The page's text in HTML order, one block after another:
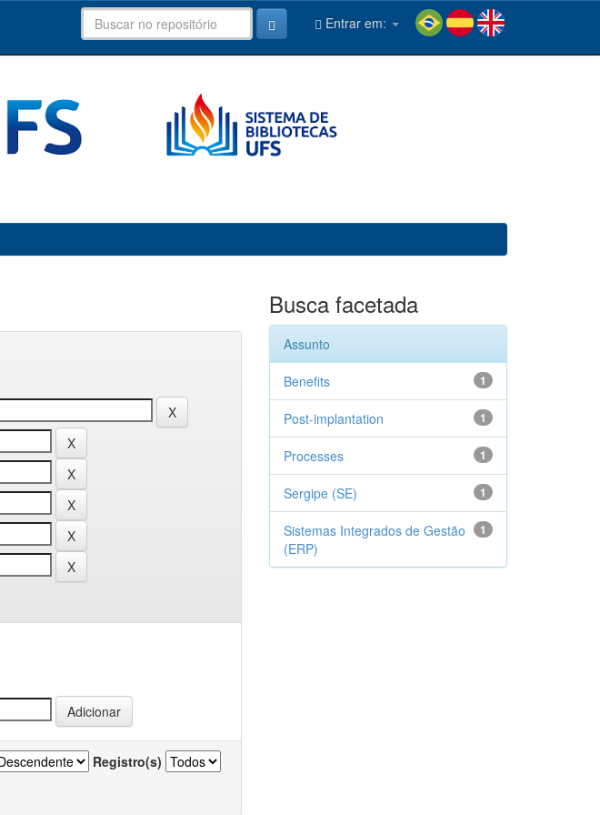
Entrar em:
Registro(s)
Busca facetada
Assunto
1
Benefits
1
Post-implantation
1
Processes
1
Sergipe (SE)
1
Sistemas Integrados de Gestão
(ERP)